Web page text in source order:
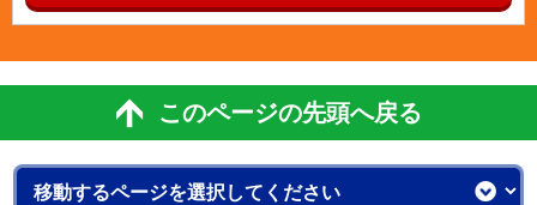
このページの先頭へ戻る